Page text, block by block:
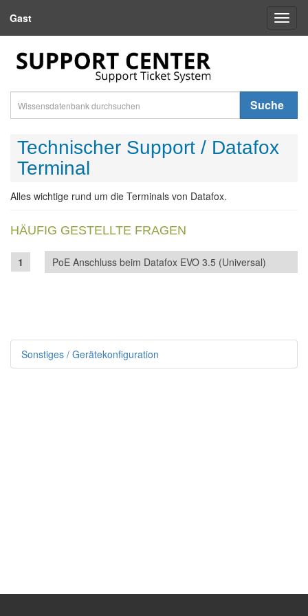
Gast
Suche
Technischer Support / Datafox
Terminal
Alles wichtige rund um die Terminals von Datafox.
HÄUFIG GESTELLTE FRAGEN
PoE Anschluss beim Datafox EVO 3.5 (Universal)
Sonstiges / Gerätekonfiguration